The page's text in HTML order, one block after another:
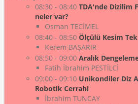
08:30 - 08:40 TDA'nde Dizilim
neler var?
Osman TECİMEL
08:40 - 08:50 Ölçülü Kesim
Kerem BAŞARIR
08:50 - 09:00 Aralık
Fatih İbrahim PESTİLCİ
09:00 - 09:10 Unikondiler Diz
Robotik Cerrahi
İbrahim TUNCAY